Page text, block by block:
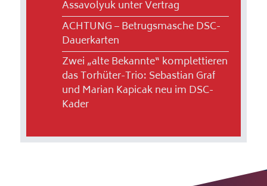
Assavolyuk unter Vertrag
ACHTUNG – Betrugsmasche DSC-
Dauerkarten
Zwei „alte Bekannte“ komplettieren
das Torhüter-Trio: Sebastian Graf
und Marian Kapicak neu im DSC-
Kader